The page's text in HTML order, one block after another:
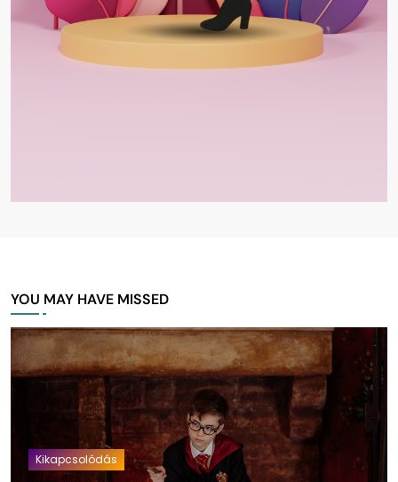
YOU MAY HAVE MISSED
Kikapcsolódás